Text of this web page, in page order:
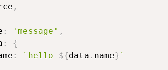
,
: 'message' ,
:
{
: ` hello ${data . name} `